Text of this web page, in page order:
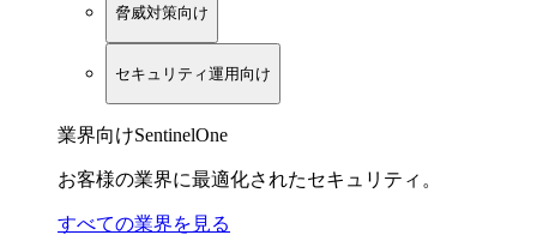
脅威対策向け
セキュリティ運用向け
業界向けSentinelOne
お客様の業界に最適化されたセキュリティ。
すべての業界を見る